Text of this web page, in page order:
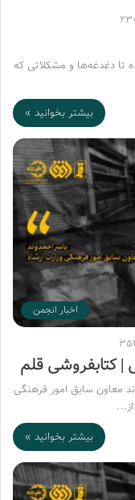
تا دغدغه‌ها و مشکلاتی که
بیشتر بخوانید »
اخبار انجمن
| کتابفروشی قلم
معاون سابق امور فرهنگی
بیشتر بخوانید »